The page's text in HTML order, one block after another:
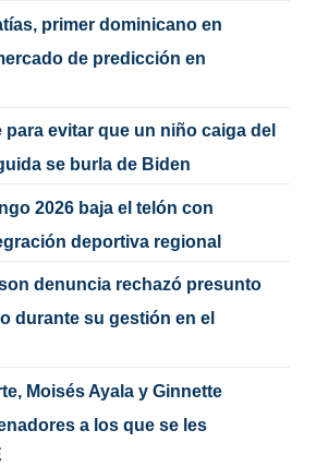
primer dominicano en
de predicción en
para evitar que un niño caiga del
se burla de Biden
2026 baja el telón con
deportiva regional
denuncia rechazó presunto
durante su gestión en el
Moisés Ayala y Ginnette
a los que se les